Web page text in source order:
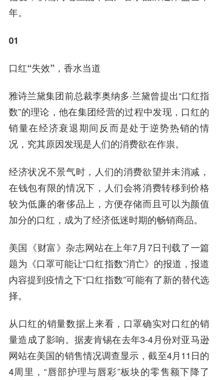
年。
01
口红“失效”，香水当道
雅诗兰黛集团前总裁李奥纳多·兰黛曾提出“口红指
数”的理论，他在集团经营的过程中发现，口红的
销量在经济衰退期间反而是处于逆势热销的情
况，究其原因发现是人们的消费欲在作祟。
经济状况不景气时，人们的消费欲望并未消减，
在钱包有限的情况下，人们会将消费转移到价格
较为低廉的奢侈品上，方便存储而且可以为颜值
加分的口红，成为了经济低迷时期的畅销商品。
美国《财富》杂志网站在上年7月7日刊载了一篇
题为《口罩可能让“口红指数”消亡》的报道，报道
内容提到疫情之下“口红指数”可能有了新的替代选
择。
从口红的销量数据上来看，口罩确实对口红的销
量造成了影响。据麦肯锡在去年3-4月份对亚马逊
网站在美国的销售情况调查显示，截至4月11日的
4周里，“唇部护理与唇彩”板块的零售额下降了